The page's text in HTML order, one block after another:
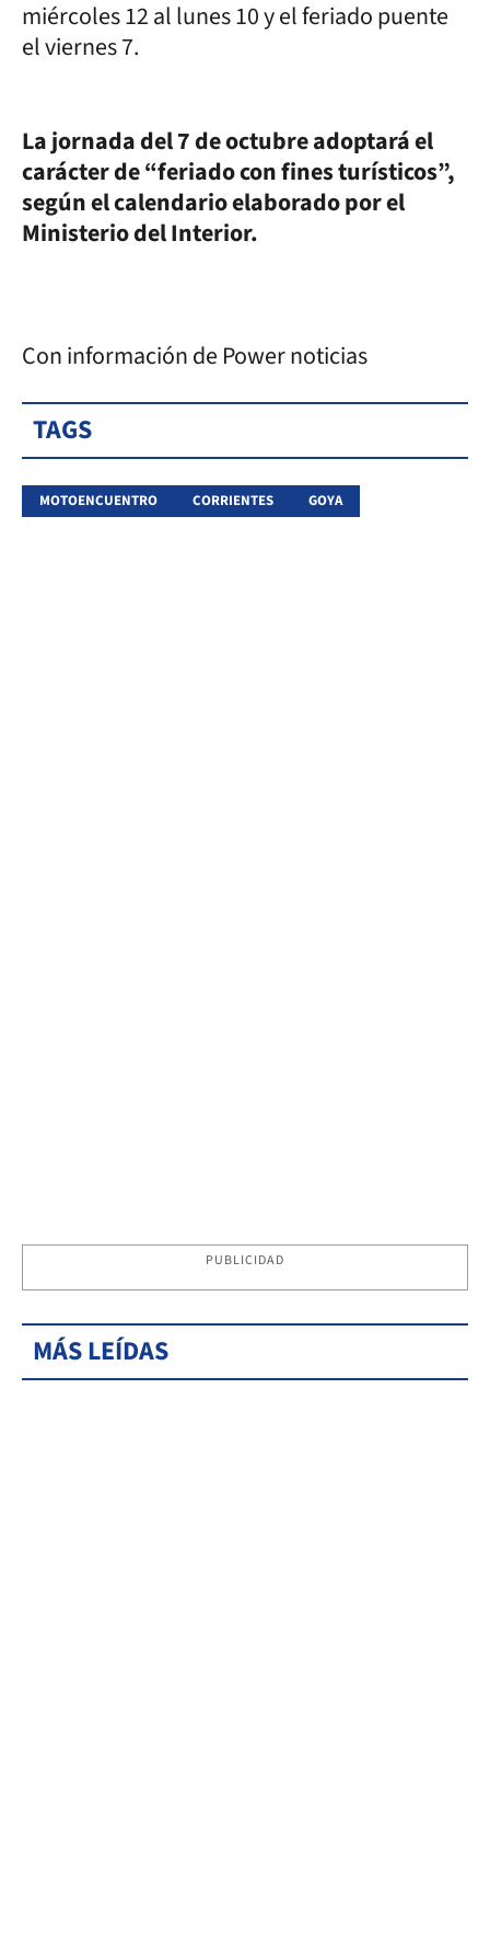
miércoles 12 al lunes 10 y el feriado puente
el viernes 7.
La jornada del 7 de octubre adoptará el
carácter de “feriado con fines turísticos”,
según el calendario elaborado por el
Ministerio del Interior.
Con información de Power noticias
TAGS
MOTOENCUENTRO CORRIENTES GOYA
PUBLICIDAD
MÁS LEÍDAS